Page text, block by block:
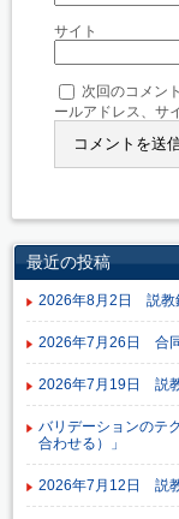
サイト
次回のコメン
ールアドレス、サ
最近の投稿
2026年8月2日 説教
2026年7月26日 合
2026年7月19日 説
バリデーションのテ
合わせる）」
2026年7月12日 説